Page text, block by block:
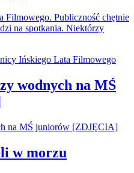
Filmowego. Publiczność chętnie
na spotkania. Niektórzy
wodnych na MŚ
w morzu